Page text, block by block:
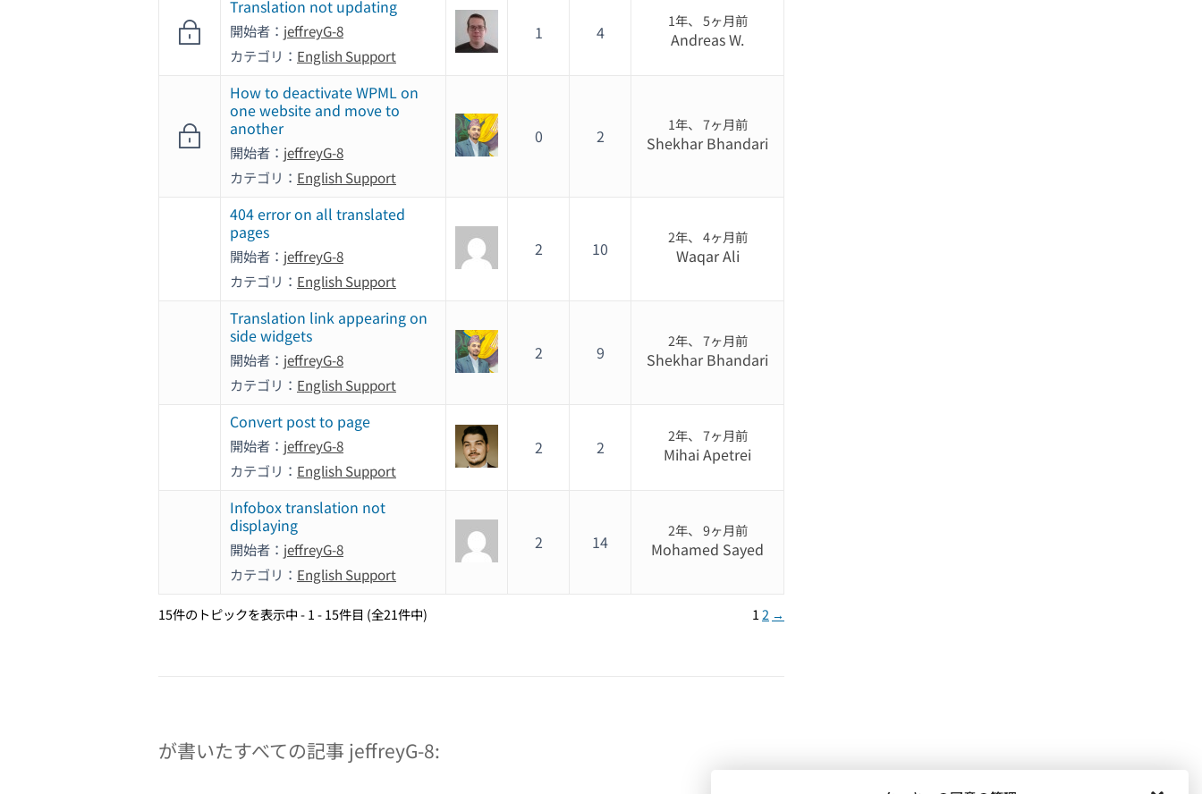
Translation not updating
開始者： jeffreyG-8
カテゴリ： English Support
1 4
1年、 5ヶ月前
Andreas W.
How to deactivate WPML on
one website and move to
another
開始者： jeffreyG-8
カテゴリ： English Support
0 2
1年、 7ヶ月前
Shekhar Bhandari
404 error on all translated
pages
開始者： jeffreyG-8
カテゴリ： English Support
2 10
2年、 4ヶ月前
Waqar Ali
Translation link appearing on
side widgets
開始者： jeffreyG-8
カテゴリ： English Support
2 9
2年、 7ヶ月前
Shekhar Bhandari
Convert post to page
開始者： jeffreyG-8
カテゴリ： English Support
2 2
2年、 7ヶ月前
Mihai Apetrei
Infobox translation not
displaying
開始者： jeffreyG-8
カテゴリ： English Support
2 14
2年、 9ヶ月前
Mohamed Sayed
15件のトピックを表示中 - 1 - 15件目 (全21件中) 12 →
が書いたすべての記事 jeffreyG-8: